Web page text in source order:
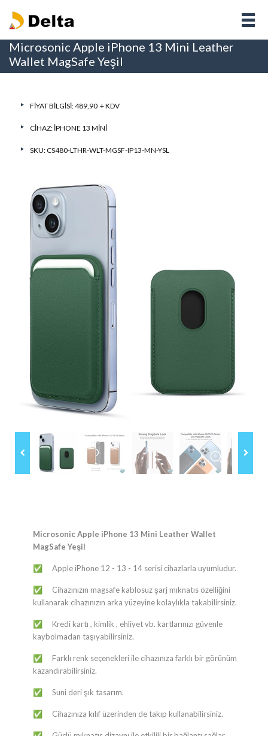
Microsonic Apple iPhone 13 Mini Leather
Wallet MagSafe Yeşil
FIYAT BILGISI: 489,90 + KDV
CIHAZ: IPHONE 13 MINI
SKU: CS480-LTHR-WLT-MGSF-IP13-MN-YSL
Microsonic Apple iPhone 13 Mini Leather Wallet
MagSafe Yeşil
✅ ​​​​​​​​​​​​​​​​​​​​​​​​​​​​​​​​​​​​​Apple iPhone 12 - 13 - 14 serisi cihazlarla uyumludur.
✅ ​​​​​​​​​​​​​​​​​​​​​​​​​​​​​​​​​​​​​Cihazınızın magsafe kablosuz şarj mıknatıs özelliğini
kullanarak cihazınızın arka yüzeyine kolaylıkla takabilirsiniz.
✅ ​​​​​​​​​​​​​​​​​​​​​​​​​​​​​​​​​​​​​Kredi kartı , kimlik , ehliyet vb. kartlarınızı güvenle
kaybolmadan taşıyabilirsiniz.
✅ ​​​​​​​​​​​​​​​​​​​​​​​​​​​​​​​​​​​​​Farklı renk seçenekleri ile cihazınıza farklı bir görünüm
kazandırabilirsiniz.
✅ ​​​​​​​​​​​​​​​​​​​​​​​​​​​​​​​​​​​​​Suni deri şık tasarım.
✅ ​​​​​​​​​​​​​​​​​​​​​​​​​​​​​​​​​​​​​Cihazınıza kılıf üzerinden de takıp kullanabilirsiniz.